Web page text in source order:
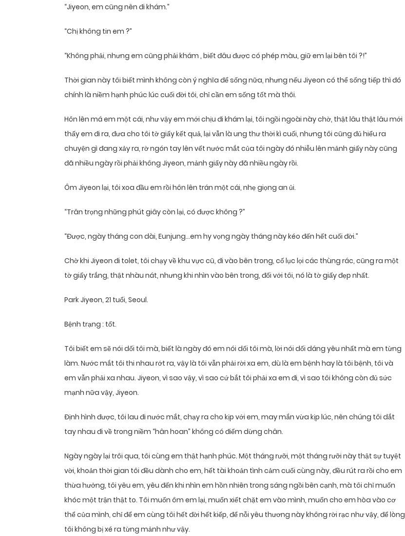
“Jiyeon, em cũng nên đi khám.”
“Chị không tin em ?”
“Không phải, nhưng em cũng phải khám , biết đâu được có phép màu, giữ em lại bên tôi ?!”
Thời gian này tôi biết mình không còn ý nghĩa để sống nữa, nhưng nếu Jiyeon có thể sống tiếp thì đó
chính là niềm hạnh phúc lúc cuối đời tôi, chỉ cần em sống tốt mà thôi.
Hôn lên má em một cái, như vậy em mới chịu đi khám lại, tôi ngồi ngoài này chờ, thật lâu thật lâu mới
thấy em đi ra, đưa cho tôi tờ giấy kết quả, lại vẫn là ung thư thời kì cuối, nhưng tôi cũng đủ hiểu ra
chuyện gì đang xảy ra, rờ ngón tay lên vết nước mắt của tôi ngày đó nhiễu lên mảnh giấy này cũng
đã nhiều ngày rồi phải không Jiyeon, mảnh giấy này đã nhiều ngày rồi.
Ôm Jiyeon lại, tôi xoa đầu em rồi hôn lên trán một cái, nhẹ giọng an ủi.
“Trân trọng những phút giây còn lại, có được không ?”
“Được, ngày tháng con dài, Eunjung…em hy vọng ngày tháng này kéo đến hết cuối đời.”
Chờ khi Jiyeon đi tolet, tôi chạy về khu vực cũ, đi vào bên trong, cố lục lọi các thùng rác, cũng ra một
tờ giấy trắng, thật nhàu nát, nhưng khi nhìn vào bên trong, đối với tôi, nó là tờ giấy đẹp nhất.
Park Jiyeon, 21 tuổi, Seoul.
Bệnh trạng : tốt.
Tôi biết em sẽ nói dối tôi mà, biết là ngày đó em nói dối tôi mà, lời nói dối dáng yêu nhất mà em từng
làm. Nước mắt tôi thi nhau rớt ra, vậy là tôi vẫn phải rời xa em, dù là em bệnh hay là tôi bệnh, tôi và
em vẫn phải xa nhau. Jiyeon, vì sao vậy, vì sao cứ bắt tôi phải xa em đi, vì sao tôi không còn đủ sức
mạnh nữa vậy, Jiyeon.
Định hình được, tôi lau đi nước mắt, chạy ra cho kịp với em, may mắn vừa kịp lúc, nên chúng tôi dắt
tay nhau đi về trong niềm “hân hoan” không có điểm dừng chân.
Ngày ngày lại trôi qua, tôi cùng em thật hạnh phúc. Một tháng rưỡi, một tháng rưỡi này thật sự tuyệt
vời, khoản thời gian tôi đều dành cho em, hết tài khoản tình cảm cuối cùng này, đều rút ra rồi cho em
thừa hưởng, tôi yêu em, yêu đến khi nhìn em hồn nhiên trong sáng ngồi bên cạnh, mà tôi chỉ muốn
khóc một trận thật to. Tôi muốn ôm em lại, muốn xiết chặt em vào mình, muốn cho em hòa vào cơ
thể của mình, chỉ để em cùng tôi hết đời hết kiếp, để nỗi yêu thương này không rời rạc như vậy, để lòng
tôi không bị xé ra từng mảnh như vậy.